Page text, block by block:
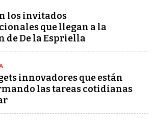
los invitados
que llegan a la
de De la Espriella
innovadores que están
las tareas cotidianas